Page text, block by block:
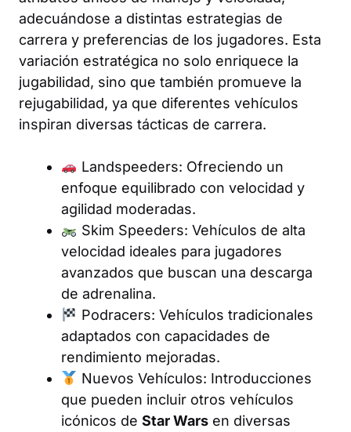
adecuándose a distintas estrategias de
carrera y preferencias de los jugadores. Esta
variación estratégica no solo enriquece la
jugabilidad, sino que también promueve la
rejugabilidad, ya que diferentes vehículos
inspiran diversas tácticas de carrera.
Landspeeders: Ofreciendo un
enfoque equilibrado con velocidad y
agilidad moderadas.
Skim Speeders: Vehículos de alta
velocidad ideales para jugadores
avanzados que buscan una descarga
de adrenalina.
Podracers: Vehículos tradicionales
adaptados con capacidades de
rendimiento mejoradas.
Nuevos Vehículos: Introducciones
que pueden incluir otros vehículos
icónicos de Star Wars en diversas